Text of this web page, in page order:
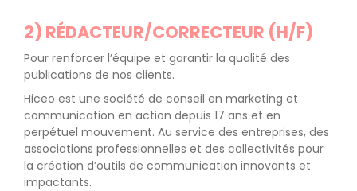
2) RÉDACTEUR/CORRECTEUR (H/F)
Pour renforcer l’équipe et garantir la qualité des
publications de nos clients.
Hiceo est une société de conseil en marketing et
communication en action depuis 17 ans et en
perpétuel mouvement. Au service des entreprises, des
associations professionnelles et des collectivités pour
la création d’outils de communication innovants et
impactants.